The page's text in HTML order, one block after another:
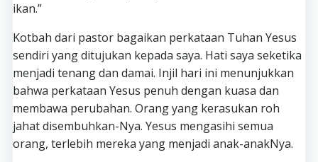
ikan.”
Kotbah dari pastor bagaikan perkataan Tuhan Yesus
sendiri yang ditujukan kepada saya. Hati saya seketika
menjadi tenang dan damai. Injil hari ini menunjukkan
bahwa perkataan Yesus penuh dengan kuasa dan
membawa perubahan. Orang yang kerasukan roh
jahat disembuhkan-Nya. Yesus mengasihi semua
orang, terlebih mereka yang menjadi anak-anakNya.